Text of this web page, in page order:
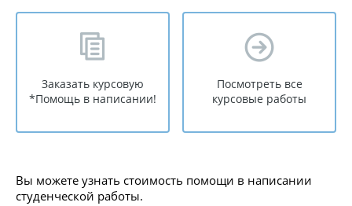
Заказать курсовую
*Помощь в написании!
Посмотреть все
курсовые работы
Вы можете узнать стоимость помощи в написании
студенческой работы.